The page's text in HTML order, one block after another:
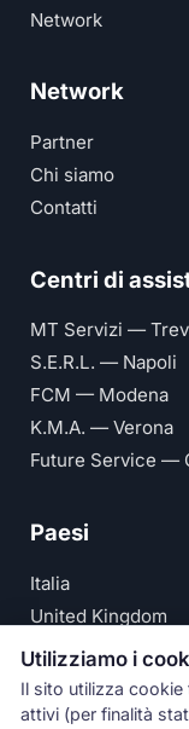
Network
Network
Partner
Chi siamo
Contatti
Centri di
MT Servizi —
S.E.R.L. — Napoli
FCM — Modena
K.M.A. — Verona
Future Service —
Paesi
Italia
United Kingdom
Deutschland
España
Utilizziamo i
Il sito utilizza cookie
attivi (per finalità